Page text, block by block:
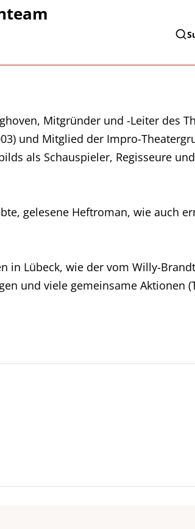
Mitgründer und -Leiter des
und Mitglied der Impro-
als Schauspieler, Regisseure
gelesene Heftroman, wie auch
in Lübeck, wie der vom Willy-
und viele gemeinsame Aktionen